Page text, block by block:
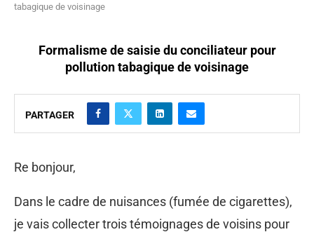
tabagique de voisinage
Formalisme de saisie du conciliateur pour
pollution tabagique de voisinage
PARTAGER
Re bonjour,
Dans le cadre de nuisances (fumée de cigarettes),
je vais collecter trois témoignages de voisins pour